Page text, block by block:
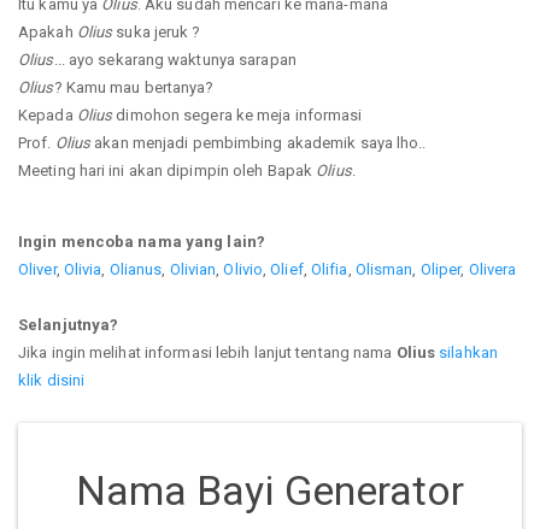
Itu kamu ya Olius. Aku sudah mencari ke mana-mana
Apakah Oliussuka jeruk ?
Olius... ayo sekarang waktunya sarapan
Olius? Kamu mau bertanya?
Kepada Oliusdimohon segera ke meja informasi
Prof. Oliusakan menjadi pembimbing akademik saya lho..
Meeting hari ini akan dipimpin oleh Bapak Olius.
Ingin mencoba nama yang lain?
Oliver, Olivia Olianus Olivian ,Olivio ,Olief, Olifia Olisman Oliper, Olivera
Selanjutnya?
Jika ingin melihat informasi lebih lanjut tentang nama Olius silahkan
klik disini
Nama Bayi Generator